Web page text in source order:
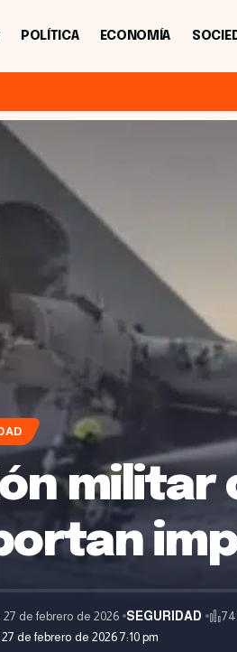
POLÍTICA ECONOMÍA
militar
de febrero de 2026 7:10 pm
de febrero de 2026 SEGURIDAD